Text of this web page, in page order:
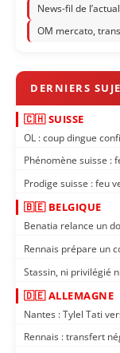
News-fil de
OM mercato,
🇨🇭 SUISSE
OL : coup dingue
Phénomène suisse :
Prodige suisse : feu
🇧🇪 BELGIQUE
Benatia relance un
Rennais prépare un
Stassin, ni privilégié
🇩🇪 ALLEMAGNE
Nantes : Tylel Tati
Rennais : transfert